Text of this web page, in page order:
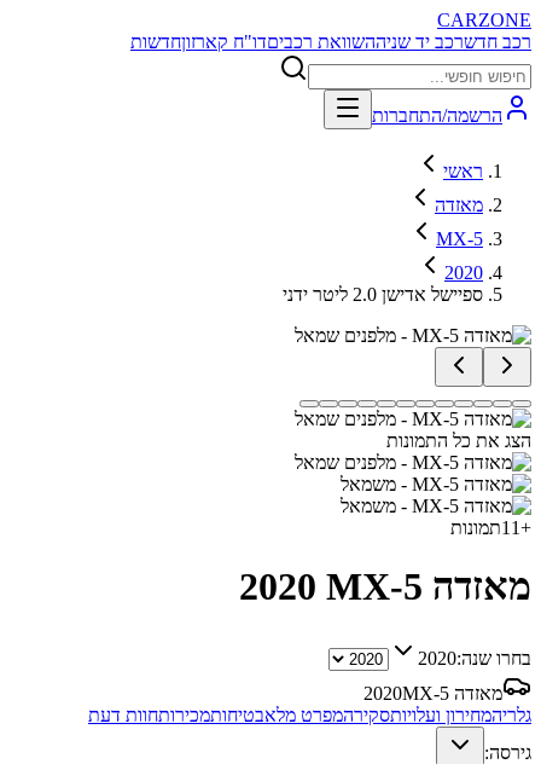
CARZONE
רכב חדשרכב יד שניההשוואת רכביםדו"ח קארזוןחדשות
הרשמה/התחברות
ראשי
מאזדה
MX-5
2020
ספיישל אדישן 2.0 ליטר ידני
הצג את כל התמונות
+
11תמונות
מאזדה MX-5 2020
בחרו שנה:2020
מאזדה MX-5
2020
גלריהמחירון ועלויותסקירהמפרט מלאבטיחותמכירותחוות דעת
גירסה: